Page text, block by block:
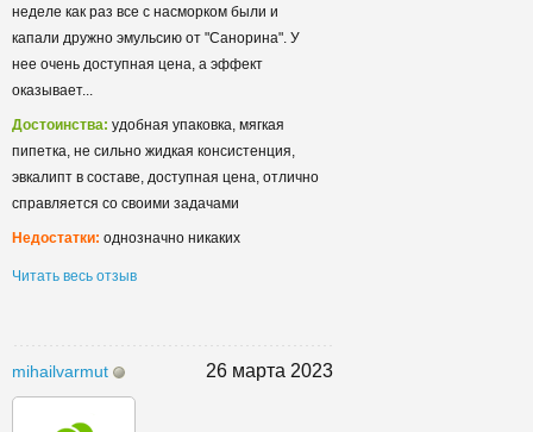
неделе как раз все с насморком были и
капали дружно эмульсию от "Санорина". У
нее очень доступная цена, а эффект
оказывает...
Достоинства: удобная упаковка, мягкая
пипетка, не сильно жидкая консистенция,
эвкалипт в составе, доступная цена, отлично
справляется со своими задачами
Недостатки: однозначно никаких
Читать весь отзыв
mihailvarmut 26 марта 2023